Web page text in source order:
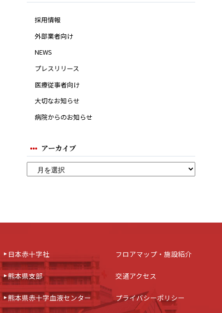
採用情報
外部業者向け
NEWS
プレスリリース
医療従事者向け
大切なお知らせ
病院からのお知らせ
アーカイブ
日本赤十字社
熊本県支部
熊本県赤十字血液センター
フロアマップ・施設紹介
交通アクセス
プライバシーポリシー